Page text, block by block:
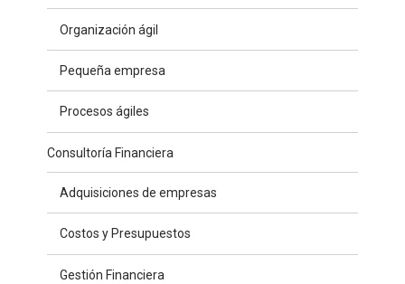
Organización ágil
Pequeña empresa
Procesos ágiles
Consultoría Financiera
Adquisiciones de empresas
Costos y Presupuestos
Gestión Financiera